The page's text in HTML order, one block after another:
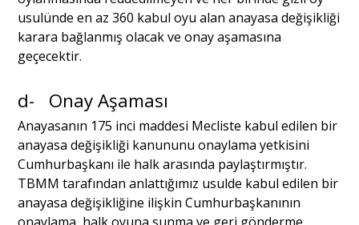
usulünde en az 360 kabul oyu alan anayasa değişikliği
karara bağlanmış olacak ve onay aşamasına
geçecektir.
d- Onay Aşaması
Anayasanın 175 inci maddesi Mecliste kabul edilen bir
anayasa değişikliği kanununu onaylama yetkisini
Cumhurbaşkanı ile halk arasında paylaştırmıştır.
TBMM tarafından anlattığımız usulde kabul edilen bir
anayasa değişikliğine ilişkin Cumhurbaşkanının
onaylama, halk oyuna sunma ve geri gönderme